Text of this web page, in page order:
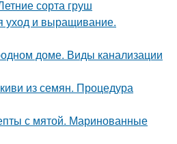
сорта груш
уход и выращивание.
доме. Виды канализации
из семян. Процедура
с мятой. Маринованные